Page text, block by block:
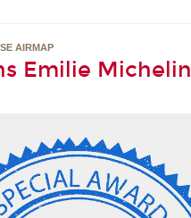
AIRMAP
Emilie Michelin